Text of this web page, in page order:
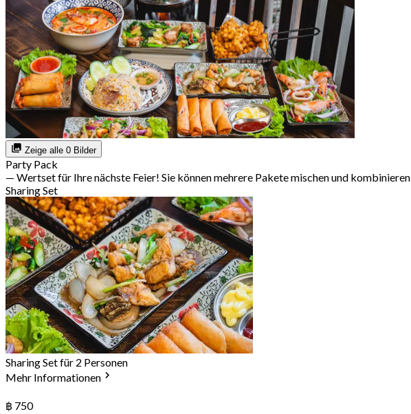
Zeige alle 0 Bilder
Party Pack
— Wertset für Ihre nächste Feier! Sie können mehrere Pakete mischen und kombinieren
Sharing Set
Sharing Set für 2 Personen
Mehr Informationen
฿ 750